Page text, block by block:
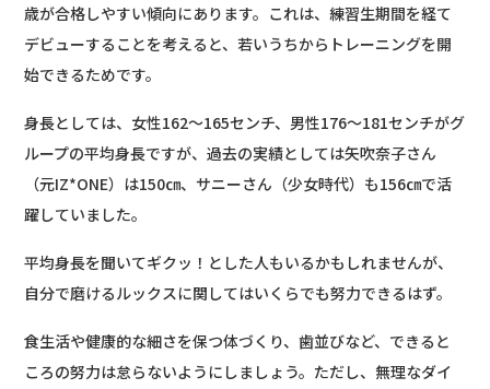
歳が合格しやすい傾向にあります。これは、練習生期間を経て
デビューすることを考えると、若いうちからトレーニングを開
始できるためです。
身長としては、女性162～165センチ、男性176～181センチがグ
ループの平均身長ですが、過去の実績としては矢吹奈子さん
（元IZ*ONE）は150㎝、サニーさん（少女時代）も156㎝で活
躍していました。
平均身長を聞いてギクッ！とした人もいるかもしれませんが、
自分で磨けるルックスに関してはいくらでも努力できるはず。
食生活や健康的な細さを保つ体づくり、歯並びなど、できると
ころの努力は怠らないようにしましょう。ただし、無理なダイ